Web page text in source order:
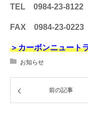
TEL 0984-23-8122
FAX 0984-23-0223
＞カーボンニュート
お知らせ
前の記事